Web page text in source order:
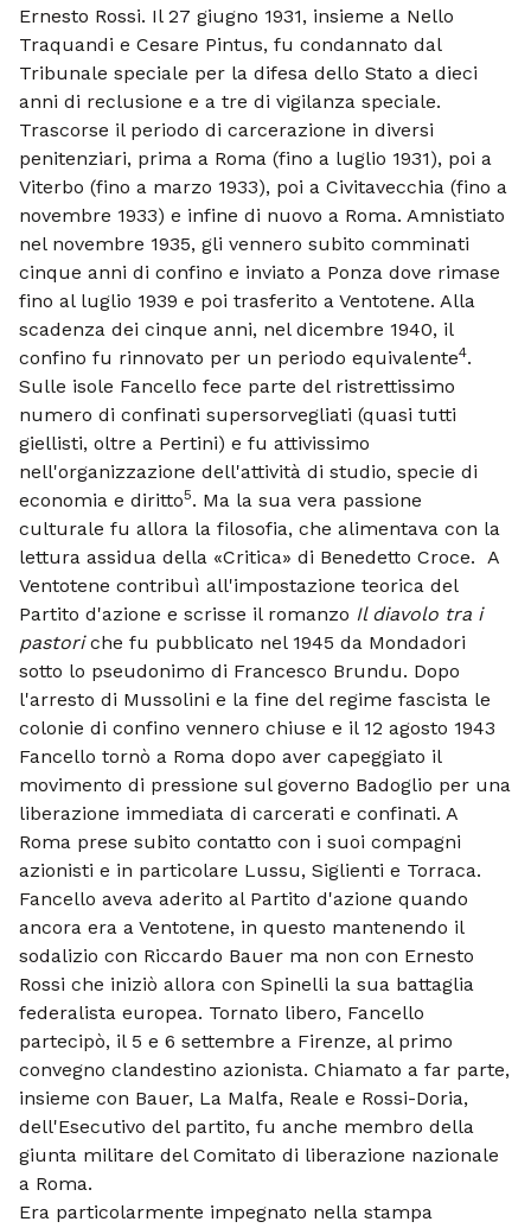
Ernesto Rossi. Il 27 giugno 1931, insieme a Nello
Traquandi e Cesare Pintus, fu condannato dal
Tribunale speciale per la difesa dello Stato a dieci
anni di reclusione e a tre di vigilanza speciale.
Trascorse il periodo di carcerazione in diversi
penitenziari, prima a Roma (fino a luglio 1931), poi a
Viterbo (fino a marzo 1933), poi a Civitavecchia (fino a
novembre 1933) e infine di nuovo a Roma. Amnistiato
nel novembre 1935, gli vennero subito comminati
cinque anni di confino e inviato a Ponza dove rimase
fino al luglio 1939 e poi trasferito a Ventotene. Alla
scadenza dei cinque anni, nel dicembre 1940, il
confino fu rinnovato per un periodo equivalente4.
Sulle isole Fancello fece parte del ristrettissimo
numero di confinati supersorvegliati (quasi tutti
giellisti, oltre a Pertini) e fu attivissimo
nell'organizzazione dell'attività di studio, specie di
economia e diritto5. Ma la sua vera passione
culturale fu allora la filosofia, che alimentava con la
lettura assidua della «Critica» di Benedetto Croce. A
Ventotene contribuì all'impostazione teorica del
Partito d'azione e scrisse il romanzo Il diavolo tra i
pastoriche fu pubblicato nel 1945 da Mondadori
sotto lo pseudonimo di Francesco Brundu. Dopo
l'arresto di Mussolini e la fine del regime fascista le
colonie di confino vennero chiuse e il 12 agosto 1943
Fancello tornò a Roma dopo aver capeggiato il
movimento di pressione sul governo Badoglio per una
liberazione immediata di carcerati e confinati. A
Roma prese subito contatto con i suoi compagni
azionisti e in particolare Lussu, Siglienti e Torraca.
Fancello aveva aderito al Partito d'azione quando
ancora era a Ventotene, in questo mantenendo il
sodalizio con Riccardo Bauer ma non con Ernesto
Rossi che iniziò allora con Spinelli la sua battaglia
federalista europea. Tornato libero, Fancello
partecipò, il 5 e 6 settembre a Firenze, al primo
convegno clandestino azionista. Chiamato a far parte,
insieme con Bauer, La Malfa, Reale e Rossi-Doria,
dell'Esecutivo del partito, fu anche membro della
giunta militare del Comitato di liberazione nazionale
a Roma.
Era particolarmente impegnato nella stampa